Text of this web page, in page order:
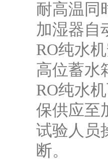
耐高温同
加湿器自
RO纯水
高位蓄水
RO纯水
保供应至
试验人员
断。